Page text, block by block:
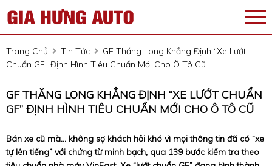
Trang Chủ Tin Tức
GF Thăng Long Khẳng Định “Xe Lướt
Chuẩn GF” Định Hình Tiêu Chuẩn Mới Cho Ô Tô Cũ
GF THĂNG LONG KHẲNG ĐỊNH “XE LƯỚT CHUẨN
GF” ĐỊNH HÌNH TIÊU CHUẨN MỚI CHO Ô TÔ CŨ
Bán xe cũ mà… không sợ khách hỏi khó vì mọi thông tin đã có “xe
tự lên tiếng” với chứng từ minh bạch, qua 139 bước kiểm tra theo